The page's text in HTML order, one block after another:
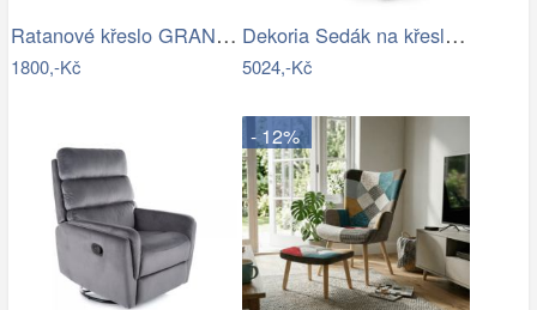
Ratanové křeslo GRANADA - světlé II…
1800,-Kč
Dekoria Sedák na křeslo IKEA Poäng II,…
5024,-Kč
- 12%